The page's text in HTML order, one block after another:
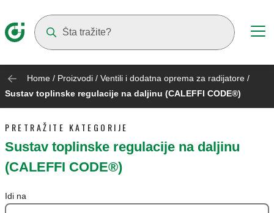
Home / Proizvodi / Ventili i dodatna oprema za radijatore /
Sustav toplinske regulacije na daljinu (CALEFFI CODE®)
PRETRAŽITE KATEGORIJE
Sustav toplinske regulacije na daljinu
(CALEFFI CODE®)
Idi na